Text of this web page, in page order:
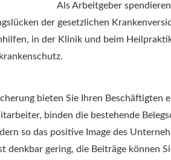
Als Arbeitgeber
der gesetzlichen
in der Klinik und beim
bieten Sie Ihren Beschäftigten
binden die bestehende
so das positive Image des
denkbar gering, die Beiträge können